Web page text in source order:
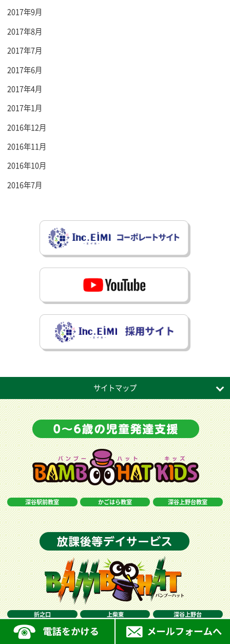
2017年9月
2017年8月
2017年7月
2017年6月
2017年4月
2017年1月
2016年12月
2016年11月
2016年10月
2016年7月
サイトマップ
深谷駅前教室 かごはら教室 深谷上野台教室
折之口 上柴東 深谷上野台